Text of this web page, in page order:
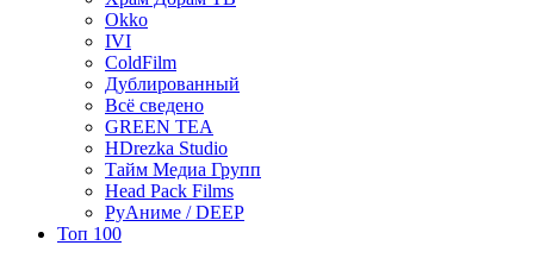
Okko
IVI
ColdFilm
Дублированный
Всё сведено
GREEN TEA
HDrezka Studio
Тайм Медиа Групп
Head Pack Films
РуАниме / DEEP
Топ 100